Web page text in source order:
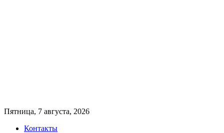
Пятница, 7 августа, 2026
Контакты